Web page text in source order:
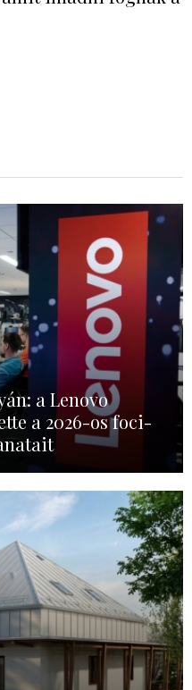
a Lenovo
a 2026-os foci-